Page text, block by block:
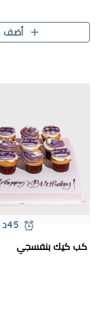
أضف
45د
كب كيك بنفسجي